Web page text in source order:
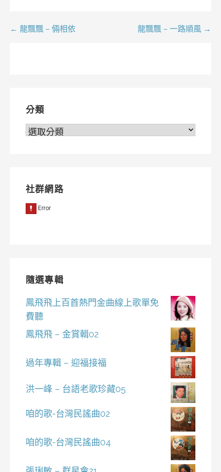
文← 龍飄飄 – 倆相依 龍飄飄 – 一路順風 →
分類
分
社群網路
隨選專輯
鳳飛飛上百首熱門金曲線上歌單免
費聽
鳳飛飛 – 金賞輯02
過年專輯 – 迎福接福
洪一峰 – 台語老歌珍藏05
咱的歌-台灣民謠曲02
咱的歌-台灣民謠曲04